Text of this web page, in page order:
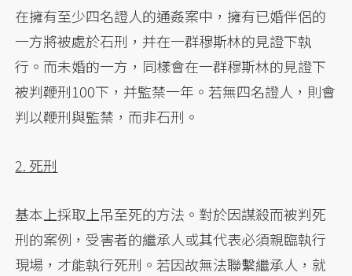
在擁有至少四名證人的通姦案中，擁有已婚伴侶的
一方將被處於石刑，并在一群穆斯林的見證下執
行。而未婚的一方，同樣會在一群穆斯林的見證下
被判鞭刑100下，并監禁一年。若無四名證人，則會
判以鞭刑與監禁，而非石刑。
2. 死刑
基本上採取上吊至死的方法。對於因謀殺而被判死
刑的案例，受害者的繼承人或其代表必須親臨執行
現場，才能執行死刑。若因故無法聯繫繼承人，就